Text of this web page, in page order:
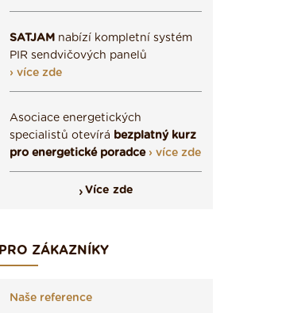
SATJAM nabízí kompletní systém
PIR sendvičových panelů
› více zde
Asociace energetických
specialistů otevírá bezplatný kurz
pro energetické poradce › více zde
Více zde
PRO ZÁKAZNÍKY
Naše reference